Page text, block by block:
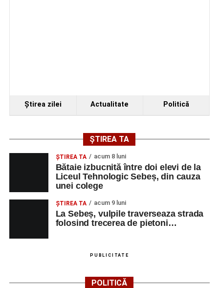
Ştirea zilei Actualitate Politică
ȘTIREA TA
ŞTIREA TA acum 8 luni
Bătaie izbucnită între doi elevi de la
Liceul Tehnologic Sebeș, din cauza
unei colege
ŞTIREA TA acum 9 luni
La Sebeș, vulpile traverseaza strada
folosind trecerea de pietoni…
PUBLICITATE
POLITICĂ